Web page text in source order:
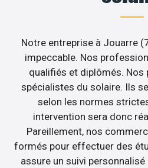
Notre entreprise à Jouarre
impeccable. Nos
qualifiés et diplômés. Nos
spécialistes du solaire. Ils
selon les normes
intervention sera donc
Pareillement, nos
formés pour effectuer des
assure un suivi